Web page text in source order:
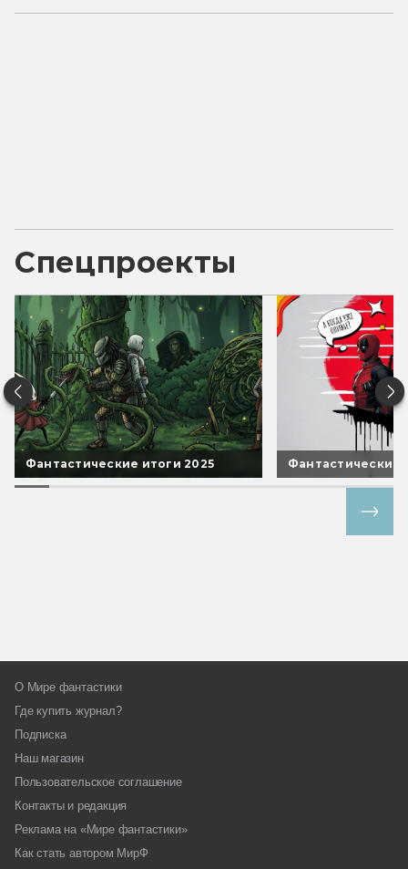
Спецпроекты
Фантастические итоги 2025 Фантастические
О Мире фантастики
Где купить журнал?
Подписка
Наш магазин
Пользовательское соглашение
Контакты и редакция
Реклама на «Мире фантастики»
Как стать автором МирФ